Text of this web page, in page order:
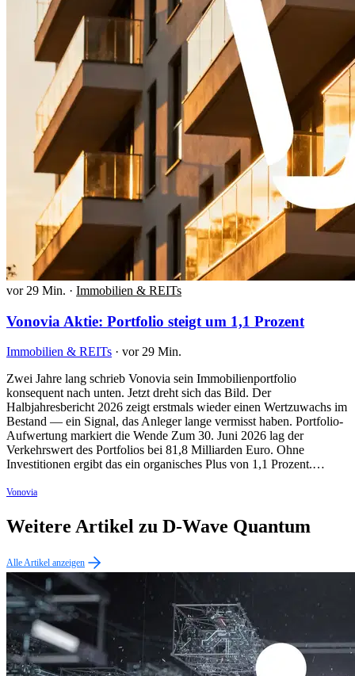
vor 29 Min. · Immobilien & REITs
Vonovia Aktie: Portfolio steigt um 1,1 Prozent
Immobilien & REITs · vor 29 Min.
Zwei Jahre lang schrieb Vonovia sein Immobilienportfolio
konsequent nach unten. Jetzt dreht sich das Bild. Der
Halbjahresbericht 2026 zeigt erstmals wieder einen Wertzuwachs im
Bestand — ein Signal, das Anleger lange vermisst haben. Portfolio-
Aufwertung markiert die Wende Zum 30. Juni 2026 lag der
Verkehrswert des Portfolios bei 81,8 Milliarden Euro. Ohne
Investitionen ergibt das ein organisches Plus von 1,1 Prozent.…
Vonovia
Weitere Artikel zu D-Wave Quantum
Alle Artikel anzeigen